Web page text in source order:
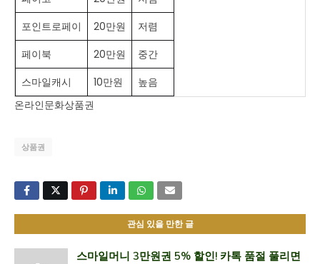
포인트로페이
20만원
저렴
페이북
20만원
중간
스마일캐시
10만원
높음
온라인문화상품권
상품권
관심 있을 만한 글
스마일머니 3만원권 5% 할인! 카톡 품절 풀리면